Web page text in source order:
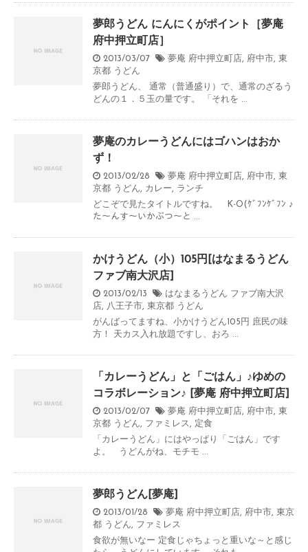
夢郎うどん にんにくがポイント［夢庵
府中押立町店］
2013/03/07 夢庵 府中押立町店, 府中市, 東
京都 うどん
夢郎うどん、 通常（普通盛り）で、通常のざるう
どんの１．５玉の量です。 「それを ...
夢庵のカレーうどんにはゴハンはおか
ず！
2013/02/28 夢庵 府中押立町店, 府中市, 東
京都 うどん, カレー, ランチ
どこぞで見たタイトルですね。 K-O(ｹﾞﾌﾝｹﾞﾌﾝ ♪
た～んす～いかぶつ～と ...
かけうどん（小）105円[はなまるうどん
ファブ南大沢店]
2013/02/13
はなまるうどん ファブ南大沢
店, 八王子市, 東京都 うどん
がんばってますね、小かけうどん105円 庶民の味
方！ 天カス入れ放題ですし、おろ ...
「カレーうどん」と「ごはん」♪ゆめの
コラボレーション♪ [夢庵 府中押立町店]
2013/02/07 夢庵 府中押立町店, 府中市, 東
京都 うどん, ファミレス , 定食
「カレーうどん」にはやっぱり「ごはん」です
よ。 うどんがね、モチモ ...
夢郎うどん[夢庵]
2013/01/28 夢庵 府中押立町店, 府中市, 東京
都 うどん, ファミレス
食欲が無いなー 定食じゃちょっと重いな～と感じ